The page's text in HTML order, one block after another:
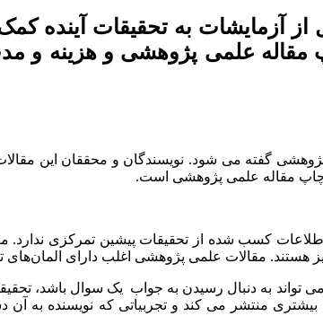
آزمایشات به تحقیقات آینده
مقاله علمی پژوهشی و هزینه
گفته می شود. نویسندگان و محققان این
چاپ مقاله علمی پژوهشی است.
کسب شده از تحقیقات پیشین تمرکزی
هستند. مقالات علمی پژوهشی اغلب دارای
به دنبال رسیدن به جواب یک سوال باشد،
منتشر می کند و تجربیاتی که نویسنده به آن